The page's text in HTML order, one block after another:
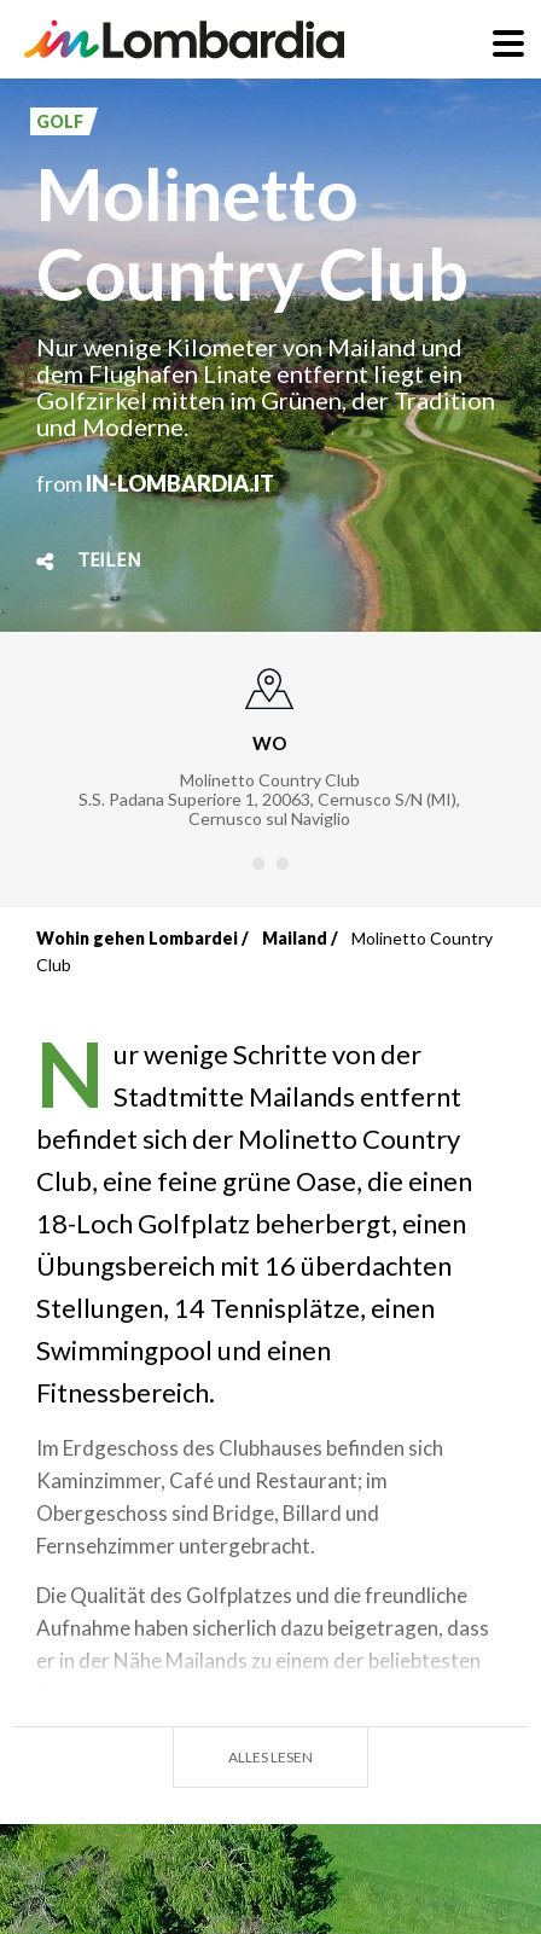
zumGOLF
Molinetto
Country Club
Nur wenige Kilometer von Mailand und
dem Flughafen Linate entfernt liegt ein
Golfzirkel mitten im Grünen, der Tradition
und Moderne.
fromIN-LOMBARDIA.IT
TEILEN
WO
Molinetto Country Club
S.S. Padana Superiore 1, 20063, Cernusco S/N (MI),
Cernusco sul Naviglio
Breadcrumb
Wohin gehen Lombardei Mailand
Molinetto Country
Club
N ur wenige Schritte von der
Stadtmitte Mailands entfernt
befindet sich der Molinetto Country
Club, eine feine grüne Oase, die einen
18-Loch Golfplatz beherbergt, einen
Übungsbereich mit 16 überdachten
Stellungen, 14 Tennisplätze, einen
Swimmingpool und einen
Fitnessbereich.
Im Erdgeschoss des Clubhauses befinden sich
Kaminzimmer, Café und Restaurant; im
Obergeschoss sind Bridge, Billard und
Fernsehzimmer untergebracht.
Die Qualität des Golfplatzes und die freundliche
Aufnahme haben sicherlich dazu beigetragen, dass
er in der Nähe Mailands zu einem der beliebtesten
Gründungsjahr: 1982
Designer: unbekannt
Par: 71 Anz.
Löcher: 18
ALLES LESEN